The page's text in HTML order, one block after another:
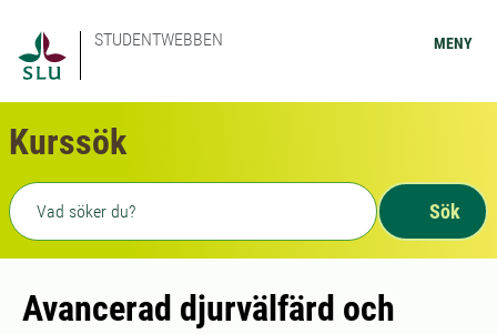
STUDENTWEBBEN MENY
Kurssök
Fritext sökning
Sök
Avancerad djurvälfärd och